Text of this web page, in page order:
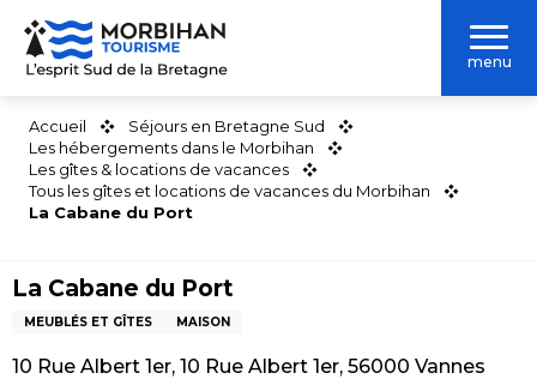
Aller
contenu
menu
Accueil
Séjours en Bretagne Sud
Les hébergements dans le Morbihan
Les gîtes & locations de vacances
Tous les gîtes et locations de vacances du Morbihan
La Cabane du Port
La Cabane du Port
MEUBLÉS ET GÎTES MAISON
10 Rue Albert 1er, 10 Rue Albert 1er, 56000 Vannes